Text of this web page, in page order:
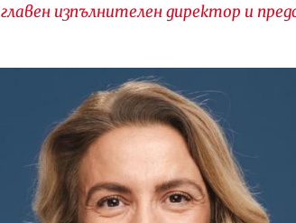
изпълнителен директор и